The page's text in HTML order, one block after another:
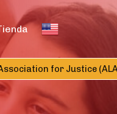
for Justice (ALAJ).